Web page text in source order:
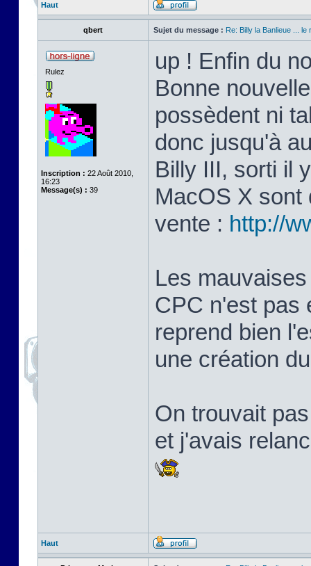
Haut
qbert Sujet du message : Re: Billy la Banlieue ... le
Rulez
Inscription : 22 Août 2010,
16:23
Message(s) : 39
up ! Enfin du
Bonne
possèdent ni
donc jusqu'à
Billy III, sorti il
MacOS X sont
vente : http://
Les
CPC n'est pas
reprend bien
une création
On trouvait
et j'avais
Haut